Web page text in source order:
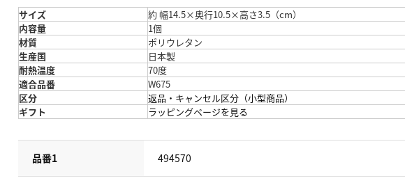
サイズ
約 幅14.5×奥行10.5×高さ3.5（cm）
内容量
1個
材質
ポリウレタン
生産国
日本製
耐熱温度
70度
適合品番
W675
区分
返品・キャンセル区分（小型商品）
ギフト
ラッピングページを見る
品番1 494570